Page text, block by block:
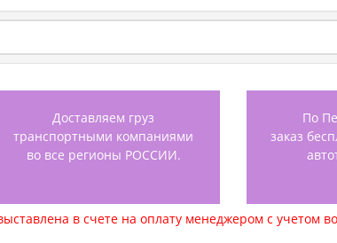
Доставляем груз
транспортными компаниями
во все регионы РОССИИ.
По
заказ
в счете на оплату менеджером с учетом